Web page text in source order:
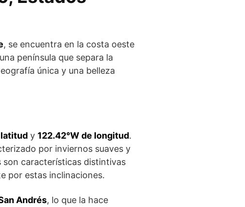
, se encuentra en la costa oeste
península que separa la
única y una belleza
latitud y 122.42°W de longitud.
por inviernos suaves y
son características distintivas
por estas inclinaciones.
Andrés, lo que la hace